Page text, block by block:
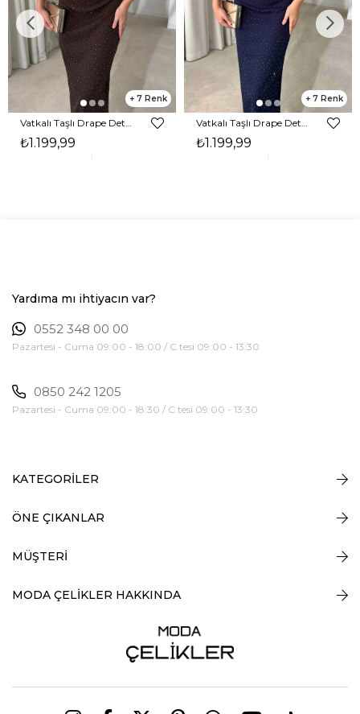
7
₺1.199,99
7
₺1.199,99
Yardıma mı ihtiyacın var?
0552 348 00 00
Pazartesi - Cuma 09:00 - 18:00 / C.tesi 09:00 - 13:30
0850 242 1205
Pazartesi - Cuma 09:00 - 18:30 / C.tesi 09:00 - 13:30
KATEGORİLER
ÖNE ÇIKANLAR
MÜŞTERİ
MODA ÇELİKLER HAKKINDA